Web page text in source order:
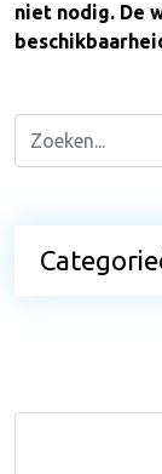
niet nodig. De